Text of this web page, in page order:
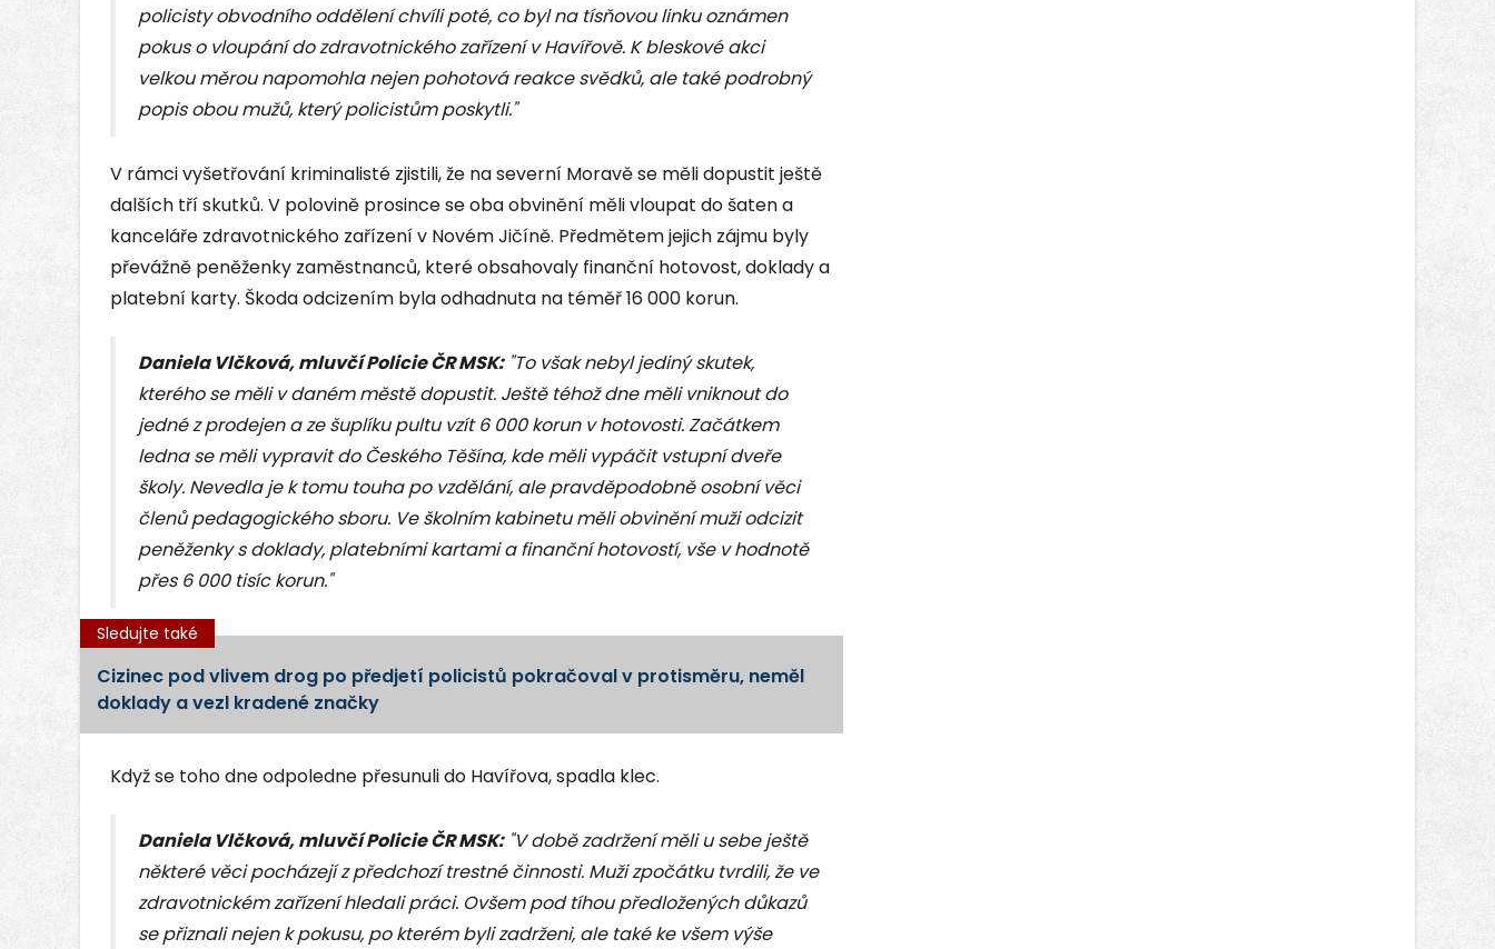
policisty obvodního oddělení chvíli poté, co byl na tísňovou linku oznámen
pokus o vloupání do zdravotnického zařízení v Havířově. K bleskové akci
velkou měrou napomohla nejen pohotová reakce svědků, ale také podrobný
popis obou mužů, který policistům poskytli."
V rámci vyšetřování kriminalisté zjistili, že na severní Moravě se měli dopustit ještě
dalších tří skutků. V polovině prosince se oba obvinění měli vloupat do šaten a
kanceláře zdravotnického zařízení v Novém Jičíně. Předmětem jejich zájmu byly
převážně peněženky zaměstnanců, které obsahovaly finanční hotovost, doklady a
platební karty. Škoda odcizením byla odhadnuta na téměř 16 000 korun.
Daniela Vlčková, mluvčí Policie ČR MSK:"To však nebyl jediný skutek,
kterého se měli v daném městě dopustit. Ještě téhož dne měli vniknout do
jedné z prodejen a ze šuplíku pultu vzít 6 000 korun v hotovosti. Začátkem
ledna se měli vypravit do Českého Těšína, kde měli vypáčit vstupní dveře
školy. Nevedla je k tomu touha po vzdělání, ale pravděpodobně osobní věci
členů pedagogického sboru. Ve školním kabinetu měli obvinění muži odcizit
peněženky s doklady, platebními kartami a finanční hotovostí, vše v hodnotě
přes 6 000 tisíc korun."
Sledujte také
Cizinec pod vlivem drog po předjetí policistů pokračoval v protisměru, neměl
doklady a vezl kradené značky
Když se toho dne odpoledne přesunuli do Havířova, spadla klec.
Daniela Vlčková, mluvčí Policie ČR MSK:"V době zadržení měli u sebe ještě
některé věci pocházejí z předchozí trestné činnosti. Muži zpočátku tvrdili, že ve
zdravotnickém zařízení hledali práci. Ovšem pod tíhou předložených důkazů
se přiznali nejen k pokusu, po kterém byli zadrženi, ale také ke všem výše